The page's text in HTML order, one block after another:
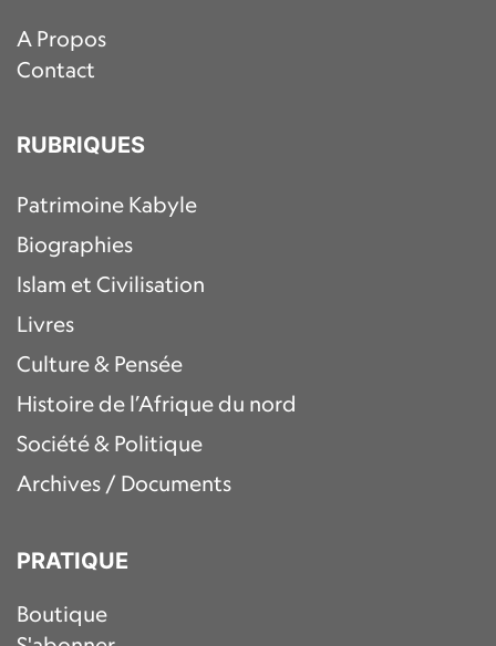
A Propos
Contact
RUBRIQUES
Patrimoine Kabyle
Biographies
Islam et Civilisation
Livres
Culture & Pensée
Histoire de l’Afrique du nord
Société & Politique
Archives / Documents
PRATIQUE
Boutique